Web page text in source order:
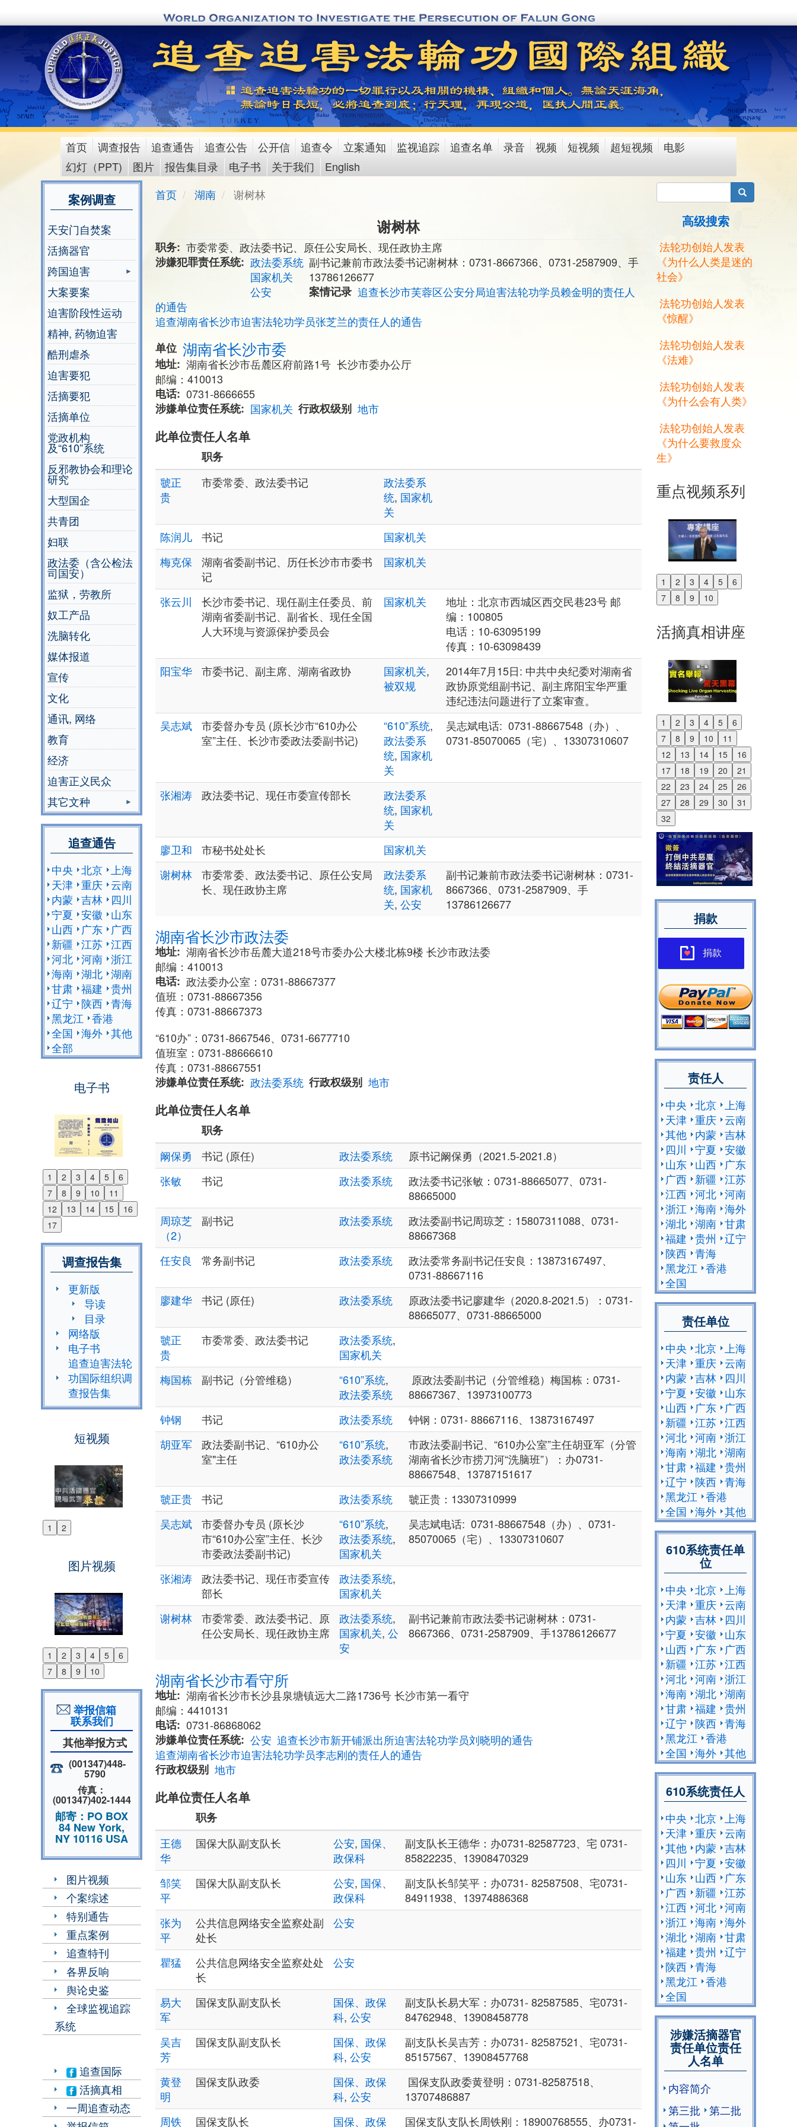
to
content
main
menu
首页 调查报告 追查通告 追查公告 公开信 追查令 立案通知 监视追踪 追查名单 录音 视频 短视频 超短视频
电影
幻灯（PPT)
图片 报告集目录 电子书 关于我们 English
案例调查
天安门自焚案
活摘器官
跨国迫害
大案要案
迫害阶段性运动
精神, 药物迫害
酷刑虐杀
迫害要犯
活摘要犯
活摘单位
党政机构
及“610”系统
反邪教协会和理论
研究
大型国企
共青团
妇联
政法委（含公检法
司国安）
监狱，劳教所
奴工产品
洗脑转化
媒体报道
宣传
文化
通讯, 网络
教育
经济
迫害正义民众
其它文种
追查通告
中央 北京 上海
天津 重庆 云南
内蒙 吉林
四川
宁夏 安徽
山东
山西
广东
广西
新疆 江苏 江西
河北 河南 浙江
海南 湖北 湖南
甘肃 福建 贵州
辽宁
陕西 青海
黑龙江 香港
全国 海外 其他
全部
电子书
1 2 3 4 5
6
7
8 9 10
11
12
13 14 15
16
17
Previous
Next
调查报告集
更新版
导读
目录
网络版
电子书
追查迫害法轮
功国际组织调
查报告集
短视频
1 2
Previous
图片视频
1 2 3 4 5
6
7
8 9 10
Previous
Next
举报信箱
联系我们
其他举报方式
(001347)448-
5790
传真：
(001347)402-1444
邮寄：PO BOX
84 New York,
NY 10116 USA
图片视频
个案综述
特别通告
重点案例
追查特刊
各界反响
舆论史鉴
全球监视追踪
系统
追查国际
活摘真相
一周追查动态
首页 湖南 谢树林
谢树林
职务
市委常委、政法委书记、原任公安局长、现任政协主席
涉嫌犯罪责任系统
政法委系统
国家机关
公安
副书记兼前市政法委书记谢树林：0731-8667366、0731-2587909、手
13786126677
案情记录 追查长沙市芙蓉区公安分局迫害法轮功学员赖金明的责任人
的通告
追查湖南省长沙市迫害法轮功学员张芝兰的责任人的通告
单位 湖南省长沙市委
地址
湖南省长沙市岳麓区府前路1号 长沙市委办公厅
邮编：410013
电话
0731-8666655
涉嫌单位责任系统
国家机关 行政权级别 地市
此单位责任人名单
职务
虢正
贵
市委常委、政法委书记
政法委系
统, 国家机
关
陈润儿
书记
国家机关
梅克保
湖南省委副书记、历任长沙市市委书
记
国家机关
张云川
长沙市委书记、现任副主任委员、前
湖南省委副书记、副省长、现任全国
人大环境与资源保护委员会
国家机关
地址：北京市西城区西交民巷23号 邮
编：100805
电话：10-63095199
传真：10-63098439
阳宝华
市委书记、副主席、湖南省政协 国家机关,
被双规
2014年7月15日: 中共中央纪委对湖南省
政协原党组副书记、副主席阳宝华严重
违纪违法问题进行了立案审查。
吴志斌
市委督办专员 (原长沙市“610办公
室”主任、长沙市委政法委副书记)
“610”系统,
政法委系
统, 国家机
关
吴志斌电话: 0731-88667548（办）、
0731-85070065（宅）、13307310607
张湘涛 政法委书记、现任市委宣传部长
政法委系
统, 国家机
关
廖卫和
市秘书处处长
国家机关
谢树林
市委常委、政法委书记、原任公安局
长、现任政协主席
政法委系
统, 国家机
关, 公安
副书记兼前市政法委书记谢树林：0731-
8667366、0731-2587909、手
13786126677
湖南省长沙市政法委
地址
湖南省长沙市岳麓大道218号市委办公大楼北栋9楼 长沙市政法委
邮编：410013
电话
政法委办公室：0731-88667377
值班：0731-88667356
传真：0731-88667373
“610办”：0731-8667546、0731-6677710
值班室：0731-88666610
传真：0731-88667551
涉嫌单位责任系统
政法委系统 行政权级别 地市
此单位责任人名单
职务
阚保勇
书记 (原任) 政法委系统
原书记阚保勇（2021.5-2021.8）
张敏
书记 政法委系统
政法委书记张敏：0731-88665077、0731-
88665000
周琼芝
（2）
副书记 政法委系统
政法委副书记周琼芝：15807311088、0731-
88667368
任安良
常务副书记 政法委系统
政法委常务副书记任安良：13873167497、
0731-88667116
廖建华
书记 (原任) 政法委系统
原政法委书记廖建华（2020.8-2021.5）：0731-
88665077、0731-88665000
虢正
贵
市委常委、政法委书记 政法委系统,
国家机关
梅国栋
副书记（分管维稳） “610”系统,
政法委系统
原政法委副书记（分管维稳）梅国栋：0731-
88667367、13973100773
钟钢
书记 政法委系统
钟钢：0731- 88667116、13873167497
胡亚军
政法委副书记、“610办公
室"主任
“610”系统,
政法委系统
市政法委副书记、“610办公室”主任胡亚军（分管
湖南省长沙市捞刀河“洗脑班”）：办0731-
88667548、13787151617
虢正贵
书记 政法委系统
虢正贵：13307310999
吴志斌
市委督办专员 (原长沙
市“610办公室”主任、长沙
市委政法委副书记)
“610”系统,
政法委系统,
国家机关
吴志斌电话: 0731-88667548（办）、0731-
85070065（宅）、13307310607
张湘涛
政法委书记、现任市委宣传
部长
政法委系统,
国家机关
谢树林
市委常委、政法委书记、原
任公安局长、现任政协主席
政法委系统,
国家机关, 公
安
副书记兼前市政法委书记谢树林：0731-
8667366、0731-2587909、手13786126677
湖南省长沙市看守所
地址
湖南省长沙市长沙县泉塘镇远大二路1736号 长沙市第一看守
邮编：4410131
电话
0731-86868062
涉嫌单位责任系统
公安 追查长沙市新开铺派出所迫害法轮功学员刘晓明的通告
追查湖南省长沙市迫害法轮功学员李志刚的责任人的通告
行政权级别 地市
此单位责任人名单
职务
王德
华
国保大队副支队长 公安, 国保、
政保科
副支队长王德华：办0731-82587723、宅 0731-
85822235、13908470329
邹笑
平
国保大队副支队长 公安, 国保、
政保科
副支队长邹笑平：办0731- 82587508、宅0731-
84911938、13974886368
张为
平
公共信息网络安全监察处副
处长
公安
瞿猛
公共信息网络安全监察处处
长
公安
易大
军
国保支队副支队长
国保、政保
科, 公安
副支队长易大军：办0731- 82587585、宅0731-
84762948、13908458778
吴吉
芳
国保支队副支队长
国保、政保
科, 公安
副支队长吴吉芳：办0731- 82587521、宅0731-
85157567、13908457768
黄登
明
国保支队政委
国保、政保
科, 公安
国保支队政委黄登明：0731-82587518、
13707486887
周铁
国保支队长 国保、政保 国保支队支队长周铁刚：18900768555、办0731-
搜索
高级搜索
法轮功创始人发表
《为什么人类是迷的
社会》
法轮功创始人发表
《惊醒》
法轮功创始人发表
《法难》
法轮功创始人发表
《为什么会有人类》
法轮功创始人发表
《为什么要救度众
生》
重点视频系列
1 2 3 4 5
6
7
8 9 10
Previous
Next
活摘真相讲座
1 2 3 4 5
6
7
8 9 10
11
12
13 14 15
16
17
18 19 20
21
22
23 24 25
26
27
28 29 30
31
32
Previous
Next
捐款
捐款
责任人
中央 北京
上海
天津 重庆 云南
其他 内蒙 吉林
四川
宁夏 安徽
山东 山西
广东
广西 新疆 江苏
江西 河北 河南
浙江 海南 海外
湖北 湖南 甘肃
福建 贵州
辽宁
陕西 青海
黑龙江 香港
全国
责任单位
中央 北京
上海
天津 重庆 云南
内蒙 吉林
四川
宁夏 安徽
山东
山西
广东
广西
新疆 江苏 江西
河北 河南 浙江
海南 湖北 湖南
甘肃 福建 贵州
辽宁
陕西 青海
黑龙江 香港
全国 海外 其他
610系统责任单
位
中央 北京
上海
天津 重庆 云南
内蒙 吉林
四川
宁夏 安徽
山东
山西
广东
广西
新疆 江苏 江西
河北 河南 浙江
海南 湖北 湖南
甘肃 福建 贵州
辽宁
陕西 青海
黑龙江 香港
全国 海外 其他
610系统责任人
中央 北京
上海
天津 重庆 云南
其他 内蒙 吉林
四川
宁夏 安徽
山东 山西
广东
广西 新疆 江苏
江西 河北 河南
浙江 海南 海外
湖北 湖南 甘肃
福建 贵州
辽宁
陕西 青海
黑龙江 香港
全国
涉嫌活摘器官
责任单位责任
人名单
内容简介
第三批
第二批